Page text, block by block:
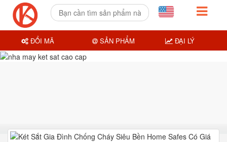
ĐỔI MÃ SẢN PHẨM ĐẠI LÝ